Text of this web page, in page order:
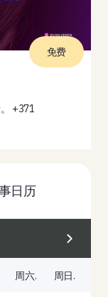
+371
免费
日历
周六. 周日.